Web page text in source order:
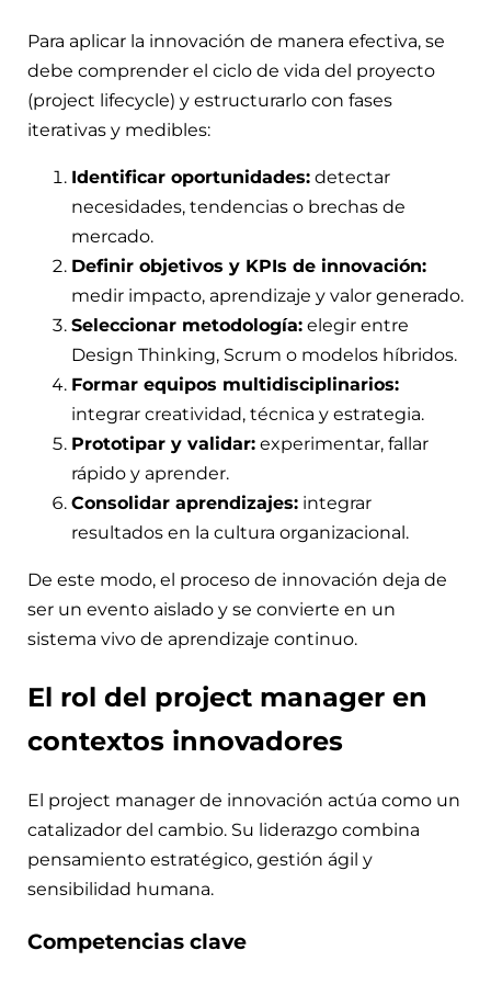
Para aplicar la innovación de manera efectiva, se
debe comprender el ciclo de vida del proyecto
(project lifecycle) y estructurarlo con fases
iterativas y medibles:
Identificar oportunidades: detectar
necesidades, tendencias o brechas de
mercado.
Definir objetivos y KPIs de innovación:
medir impacto, aprendizaje y valor generado.
Seleccionar metodología: elegir entre
Design Thinking, Scrum o modelos híbridos.
Formar equipos multidisciplinarios:
integrar creatividad, técnica y estrategia.
Prototipar y validar: experimentar, fallar
rápido y aprender.
Consolidar aprendizajes: integrar
resultados en la cultura organizacional.
De este modo, el proceso de innovación deja de
ser un evento aislado y se convierte en un
sistema vivo de aprendizaje continuo.
El rol del project manager en
contextos innovadores
El project manager de innovación actúa como un
catalizador del cambio. Su liderazgo combina
pensamiento estratégico, gestión ágil y
sensibilidad humana.
Competencias clave